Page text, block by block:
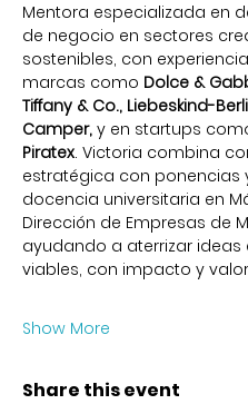
Mentora especializada en
de negocio en sectores
sostenibles, con
marcas como Dolce &
Tiffany & Co., Liebeskind-
Camper, y en startups
Piratex. Victoria combina
estratégica con ponencias
docencia universitaria en
Dirección de Empresas de
ayudando a aterrizar ideas
viables, con impacto y
Show More
Share this event